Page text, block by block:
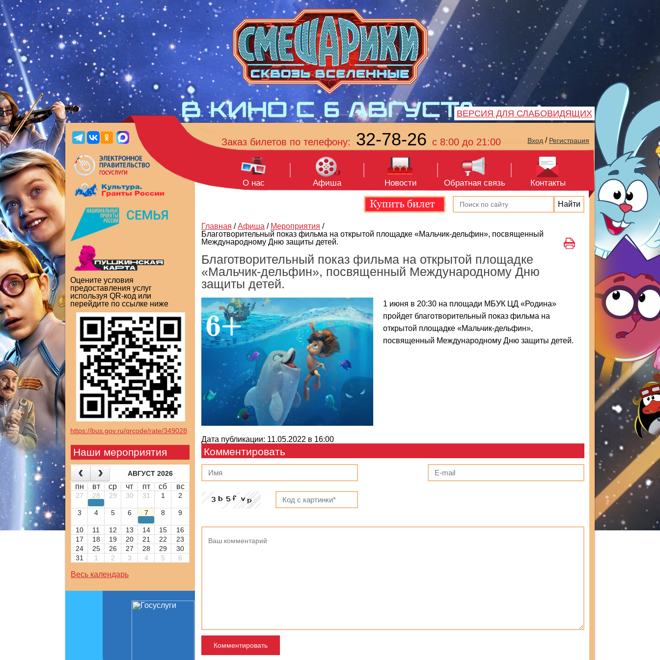
ВЕРСИЯ ДЛЯ СЛАБОВИДЯЩИХ
Оцените условия
предоставления услуг
используя QR-код или
перейдите по ссылке ниже
https://bus.gov.ru/qrcode/rate/349028
Наши мероприятия
АВГУСТ 2026
пн вт ср чт пт сб вс
27 28 29 30 31 1 2
3 4 5 6 7 8 9
10 11 12 13 14 15
16
17
18 19 20 21 22
23
24
25 26 27 28 29
30
31
1 2 3 4 5 6
Весь календарь
Заказ билетов по телефону: 32-78-26 с 8:00 до 21:00 Вход / Регистрация
О нас Афиша Новости Обратная связь Контакты
Главная / Афиша / Мероприятия /
Благотворительный показ фильма на открытой площадке «Мальчик-дельфин», посвященный
Международному Дню защиты детей.
Благотворительный показ фильма на открытой площадке
«Мальчик-дельфин», посвященный Международному Дню
защиты детей.
1 июня в 20:30 на площади МБУК ЦД «Родина»
пройдет благотворительный показ фильма на
открытой площадке «Мальчик-дельфин»,
посвященный Международному Дню защиты детей.
Дата публикации: 11.05.2022 в 16:00
Комментировать